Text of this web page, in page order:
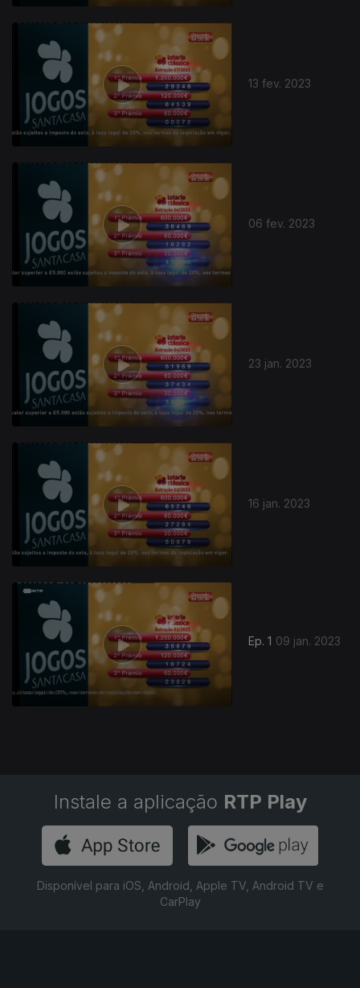
13 fev. 2023
06 fev. 2023
23 jan. 2023
16 jan. 2023
Ep. 1 09 jan. 2023
664970
Instale a aplicação RTP Play
Disponível para iOS, Android, Apple TV, Android TV e
CarPlay